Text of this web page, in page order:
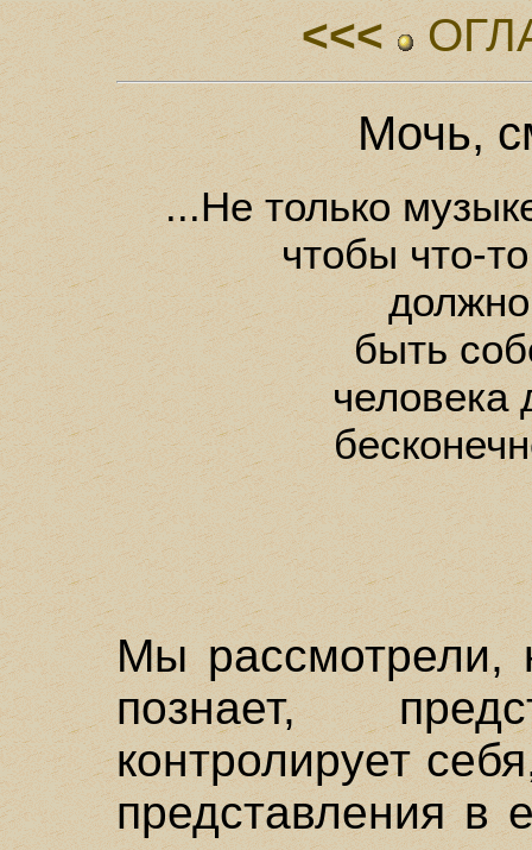
<<<
Мочь,
...Не только
чтобы что-
быть
человека
Мы рассмотрели,
познает,
контролирует
представления в